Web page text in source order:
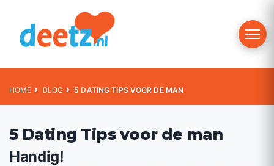
Toggle
HOME BLOG 5 DATING TIPS VOOR DE MAN
5 Dating Tips voor de man
Handig!